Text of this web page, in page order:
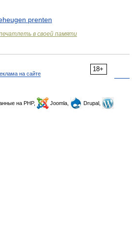
prenten
в своей памяти
18+
на сайте
на PHP, Joomla,
Drupal,